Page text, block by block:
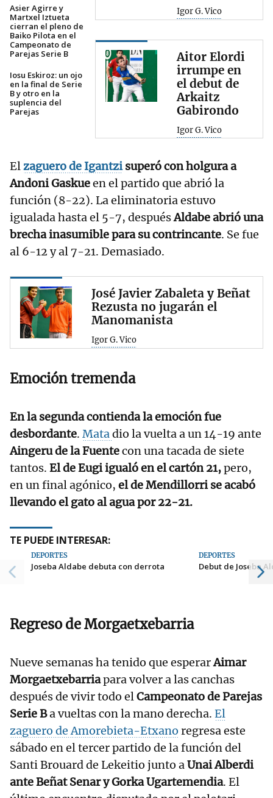
Asier Agirre y
Martxel Iztueta
cierran el pleno de
Baiko Pilota en el
Campeonato de
Parejas Serie B
Iosu Eskiroz: un ojo
en la final de Serie
B y otro en la
suplencia del
Parejas
Igor G. Vico
Aitor Elordi
irrumpe en
el debut de
Arkaitz
Gabirondo
Igor G. Vico
Elzaguero de Igantzisuperó con holgura a
Andoni Gaskueen el partido que abrió la
función (8-22). La eliminatoria estuvo
igualada hasta el 5-7, despuésAldabe abrió una
brecha inasumible para su contrincante. Se fue
al 6-12 y al 7-21. Demasiado.
José Javier Zabaleta y Beñat
Rezusta no jugarán el
Manomanista
Igor G. Vico
Emoción tremenda
En la segunda contienda la emoción fue
desbordante. Matadio la vuelta a un 14-19 ante
Aingeru de la Fuentecon una tacada de siete
tantos. El de Eugi igualó en el cartón 21,pero,
en un final agónico, el de Mendillorri se acabó
llevando el gato al agua por 22-21.
TE PUEDE INTERESAR:
DEPORTES
Joseba Aldabe debuta con derrota
DEPORTES
Debut de Joseba
Regreso de Morgaetxebarria
Nueve semanas ha tenido que esperarAimar
Morgaetxebarriapara volver a las canchas
después de vivir todo elCampeonato de Parejas
Serie Ba vueltas con la mano derecha. El
zaguero de Amorebieta-Etxano regresa este
sábado en el tercer partido de la función del
Santi Brouard de Lekeitio junto aUnai Alberdi
ante Beñat Senar y Gorka Ugartemendia. El